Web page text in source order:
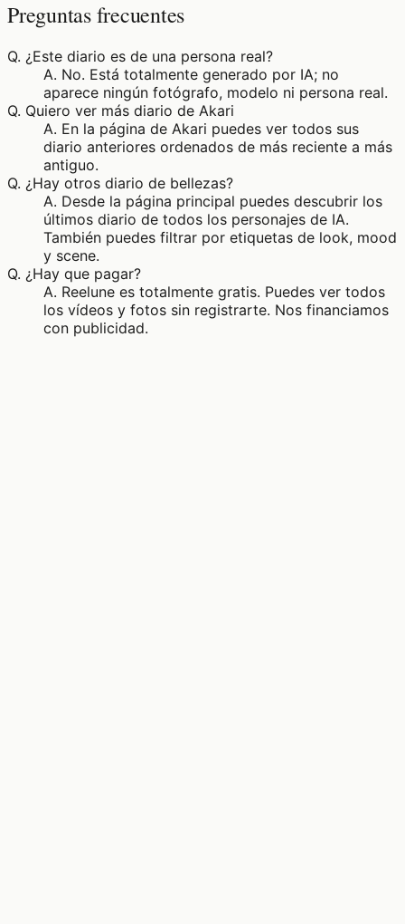
Preguntas frecuentes
Q. ¿Este diario es de una persona real?
A. No. Está totalmente generado por IA; no
aparece ningún fotógrafo, modelo ni persona real.
Q. Quiero ver más diario de Akari
A. En la página de Akari puedes ver todos sus
diario anteriores ordenados de más reciente a más
antiguo.
Q. ¿Hay otros diario de bellezas?
A. Desde la página principal puedes descubrir los
últimos diario de todos los personajes de IA.
También puedes filtrar por etiquetas de look, mood
y scene.
Q. ¿Hay que pagar?
A. Reelune es totalmente gratis. Puedes ver todos
los vídeos y fotos sin registrarte. Nos financiamos
con publicidad.